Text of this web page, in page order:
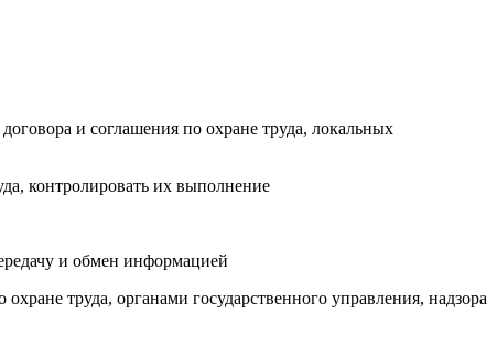
и соглашения по охране труда, локальных
контролировать их выполнение
и обмен информацией
труда, органами государственного управления, надзора